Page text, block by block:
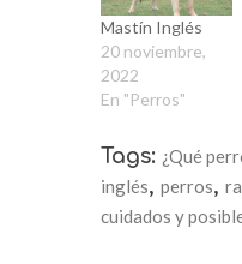
Mastín Inglés
20 noviembre,
2022
En "Perros"
Tags: ¿Qué
inglés, perros,
cuidados y